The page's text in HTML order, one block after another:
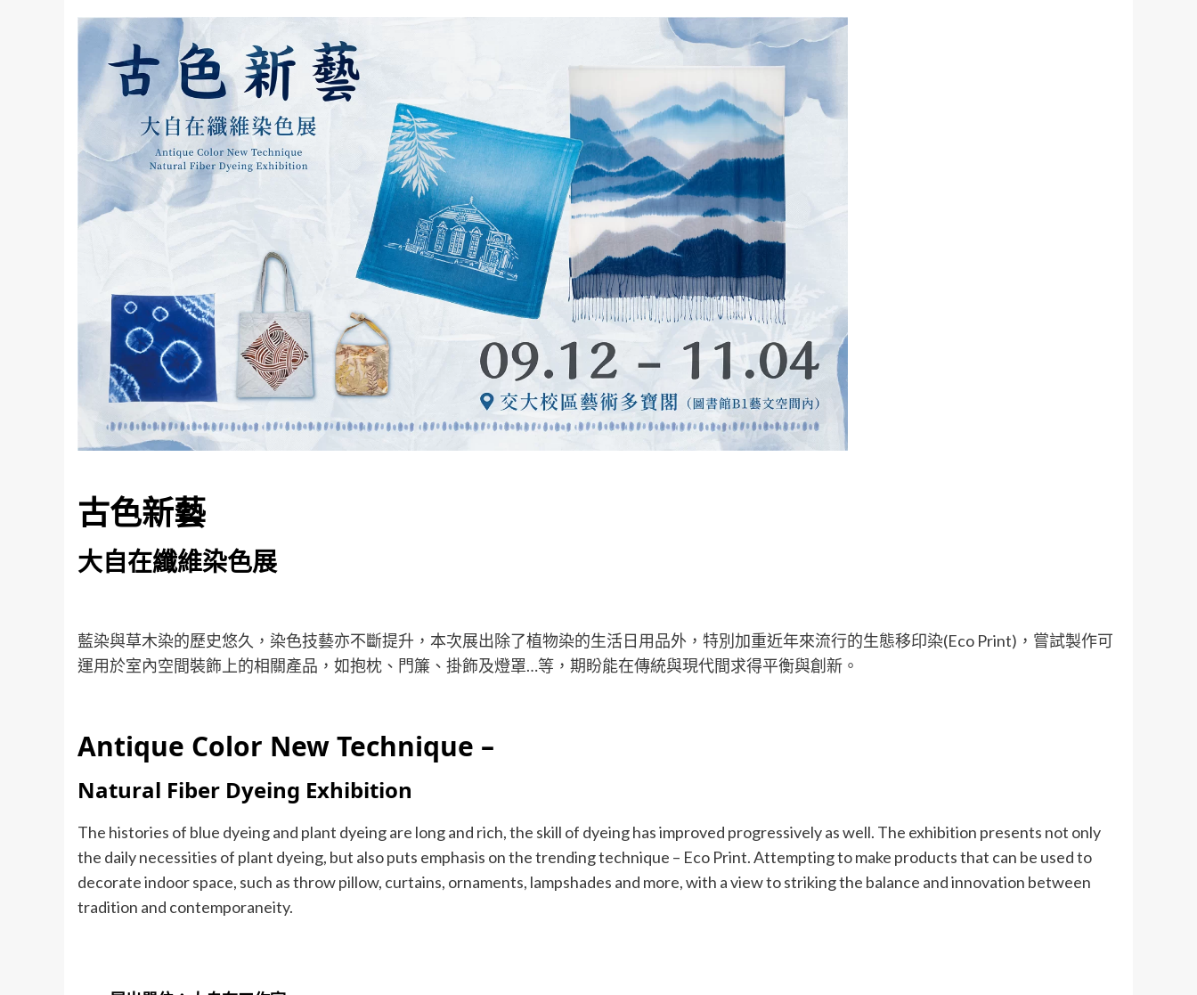
古色新藝
大自在纖維染色展
藍染與草木染的歷史悠久，染色技藝亦不斷提升，本次展出除了植物染的生活日用品外，特別加重近年來流行的生態移印染(Eco Print)，嘗試製作可
運用於室內空間裝飾上的相關產品，如抱枕、門簾、掛飾及燈罩…等，期盼能在傳統與現代間求得平衡與創新。
Antique Color New Technique –
Natural Fiber Dyeing Exhibition
The histories of blue dyeing and plant dyeing are long and rich, the skill of dyeing has improved progressively as well. The exhibition presents not only
the daily necessities of plant dyeing, but also puts emphasis on the trending technique – Eco Print. Attempting to make products that can be used to
decorate indoor space, such as throw pillow, curtains, ornaments, lampshades and more, with a view to striking the balance and innovation between
tradition and contemporaneity.